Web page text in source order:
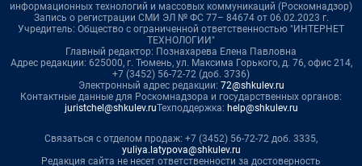
информационных технологий и массовых коммуникаций (Роскомнадзор)
Запись о регистрации СМИ ЭЛ № ФС 77– 84674 от 06.02.2023 г.
Учредитель: Общество с ограниченной ответственностью "ИНТЕРНЕТ
ТЕХНОЛОГИИ"
Главный редактор: Познахарева Елена Павловна
Адрес редакции: 625000, г. Тюмень, ул. Максима Горького, д. 76, офис 214,
+7 (3452) 56-72-72 (доб. 3736)
Электронный адрес редакции: 72@shkulev.ru
Контактные данные для Роскомнадзора и государственных органов:
juristchel@shkulev.ruТехподдержка: help@shkulev.ru
Связаться с отделом продаж: +7 (3452) 56-72-72 доб. 3335,
yuliya.latypova@shkulev.ru
Редакция сайта не несет ответственности за достоверность